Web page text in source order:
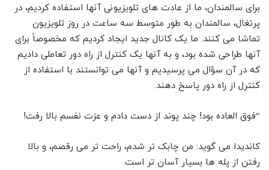
برای سالمندان، ما از عادت های تلویزیونی آنها استفاده کردیم، در
پرتغال، سالمندان به طور متوسط سه ساعت در روز تلویزیون
تماشا می کنند. ما یک کانال جدید ایجاد کردیم که مخصوصاً برای
آنها طراحی شده بود، و به آنها یک کنترل از راه دور تعاملی دادیم
که در آن سؤال می پرسیدیم و آنها می توانستند با استفاده از
کنترل از راه دور پاسخ دهند.
“فوق العاده بود! چند پوند از دست دادم و عزت نفسم بالا رفت!
کاندیدا می گوید: من چابک تر شدم، راحت تر می رقصم، و بالا
رفتن از پله ها بسیار آسان تر است.